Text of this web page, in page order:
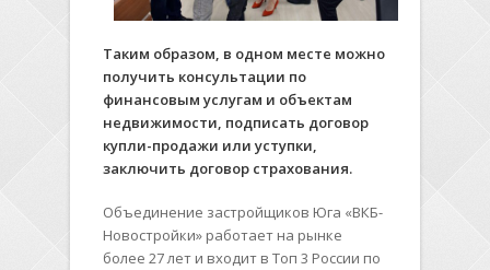
Таким образом, в одном месте можно
получить консультации по
финансовым услугам и объектам
недвижимости, подписать договор
купли-продажи или уступки,
заключить договор страхования.
Объединение застройщиков Юга «ВКБ-
Новостройки» работает на рынке
более 27 лет и входит в Топ 3 России по